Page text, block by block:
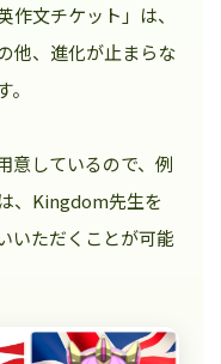
文チケット」は、
他、進化が止まらな
意しているので、例
、Kingdom先生を
いただくことが可能